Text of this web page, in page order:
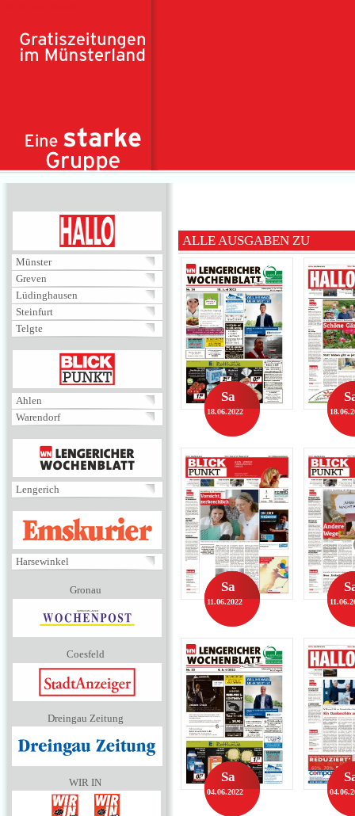
Münster
Greven
Lüdinghausen
Steinfurt
Telgte
BLICKPUNKT
Ahlen
Warendorf
MENÜ
Lengerich
EMSKURIER
Harsewinkel
Gronau
Coesfeld
Dreingau Zeitung
WIR IN
ALLE AUSGABEN ZU
Sa
18.06.2022
Sa
11.06.2022
Sa
04.06.2022